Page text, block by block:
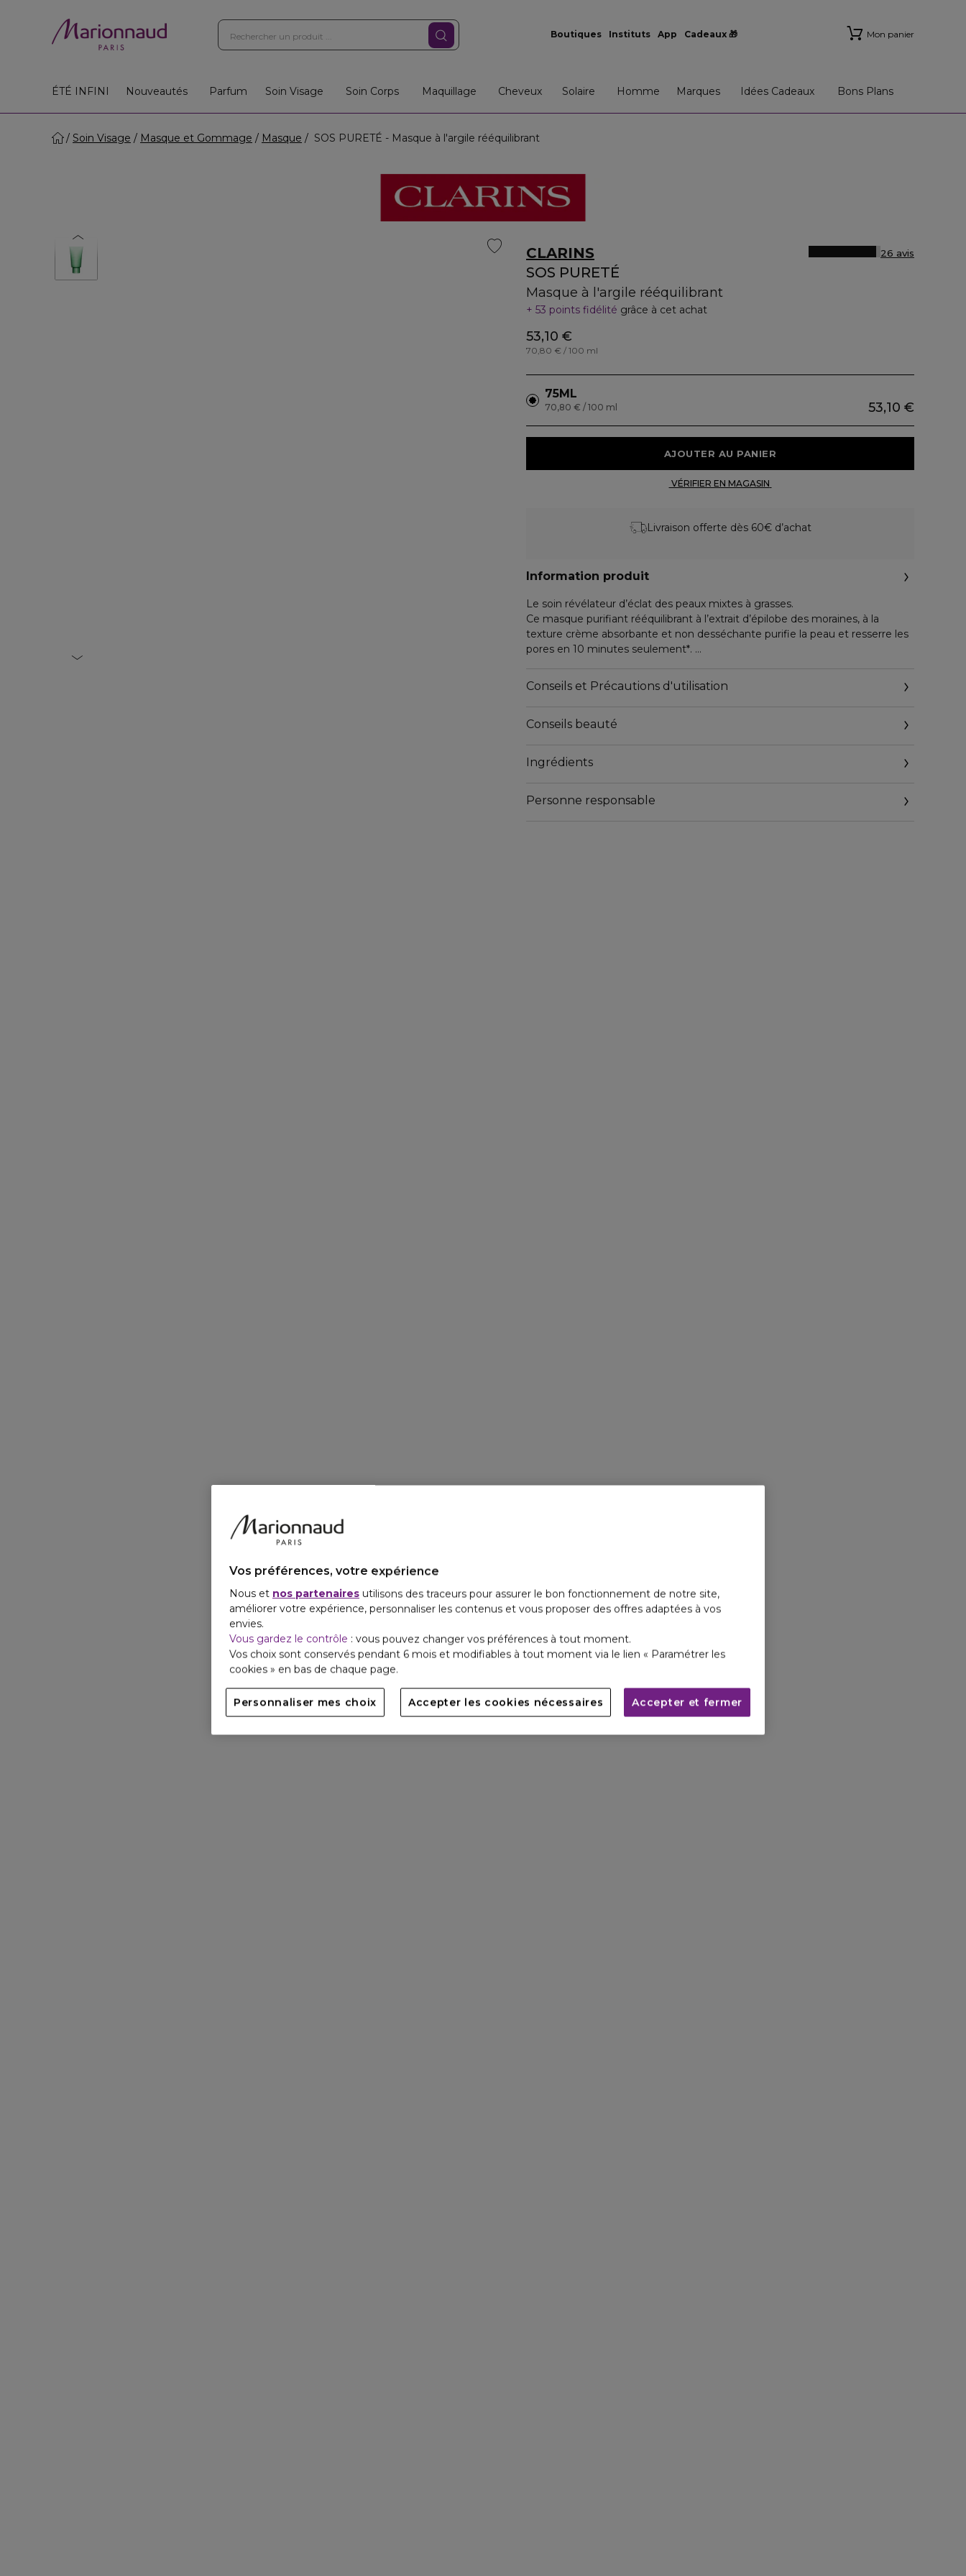
Boutiques Instituts App Cadeaux 🎁 Mon panier
ÉTÉ INFINI Nouveautés Parfum Soin Visage Soin Corps Maquillage Cheveux Solaire Homme Marques Idées Cadeaux Bons Plans
Soin Visage Masque et Gommage Masque SOS PURETÉ - Masque à l'argile rééquilibrant
CLARINS
SOS PURETÉ
Masque à l'argile rééquilibrant
26 avis
53 points fidélité grâce à cet achat
53,10 €
70,80 € / 100 ml
75ML
53,10 €
70,80 € / 100 ml
Livraison offerte dès 60€ d’achat
Information produit
Le soin révélateur d’éclat des peaux mixtes à grasses.
Ce masque purifiant rééquilibrant à l’extrait d’épilobe des moraines, à la
texture crème absorbante et non desséchante purifie la peau et resserre les
pores en 10 minutes seulement*.
éclatante.
produit fini.
Appliquer sur visage et cou, en évitant le contour des yeux. Laisser poser 10
Conseils et Précautions d'utilisation
Conseils beauté
Ingrédients
Personne responsable
Vos préférences, votre expérience
Nous et nos partenaires utilisons des traceurs pour assurer le bon fonctionnement de notre site,
améliorer votre expérience, personnaliser les contenus et vous proposer des offres adaptées à vos
envies.
Vous gardez le contrôle : vous pouvez changer vos préférences à tout moment.
Vos choix sont conservés pendant 6 mois et modifiables à tout moment via le lien « Paramétrer les
cookies » en bas de chaque page.
Personnaliser mes choix Accepter les cookies nécessaires Accepter et fermer